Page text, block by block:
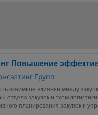
Повышение
Групп
взаимное влияние между
отдела закупок и схем
планирования закупок и